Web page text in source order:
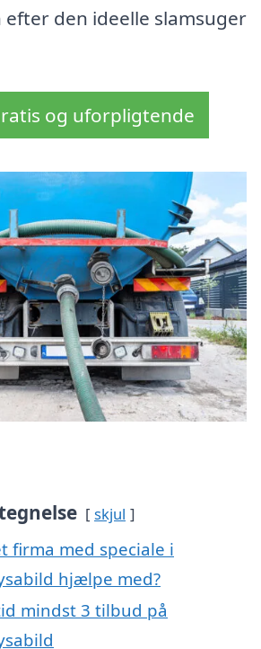
efter den ideelle slamsuger
og uforpligtende
skjul
firma med speciale i
hjælpe med?
mindst 3 tilbud på